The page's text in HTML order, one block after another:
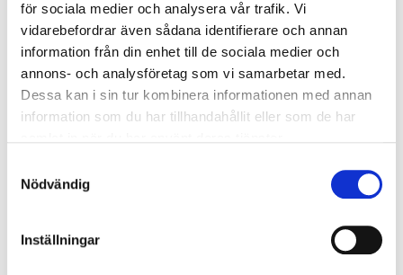
för sociala medier och analysera vår trafik. Vi
vidarebefordrar även sådana identifierare och annan
information från din enhet till de sociala medier och
annons- och analysföretag som vi samarbetar med.
Dessa kan i sin tur kombinera informationen med annan
information som du har tillhandahållit eller som de har
Nödvändig
Inställningar
Glass Cleaner BIO, 500 ml
36-1737
In stock in 65store